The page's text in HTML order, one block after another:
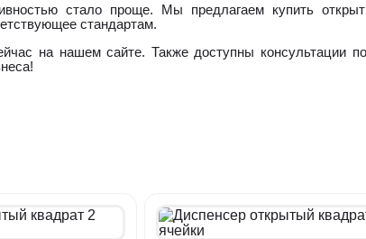
стало проще. Мы предлагаем купить
стандартам.
на нашем сайте. Также доступны консультации